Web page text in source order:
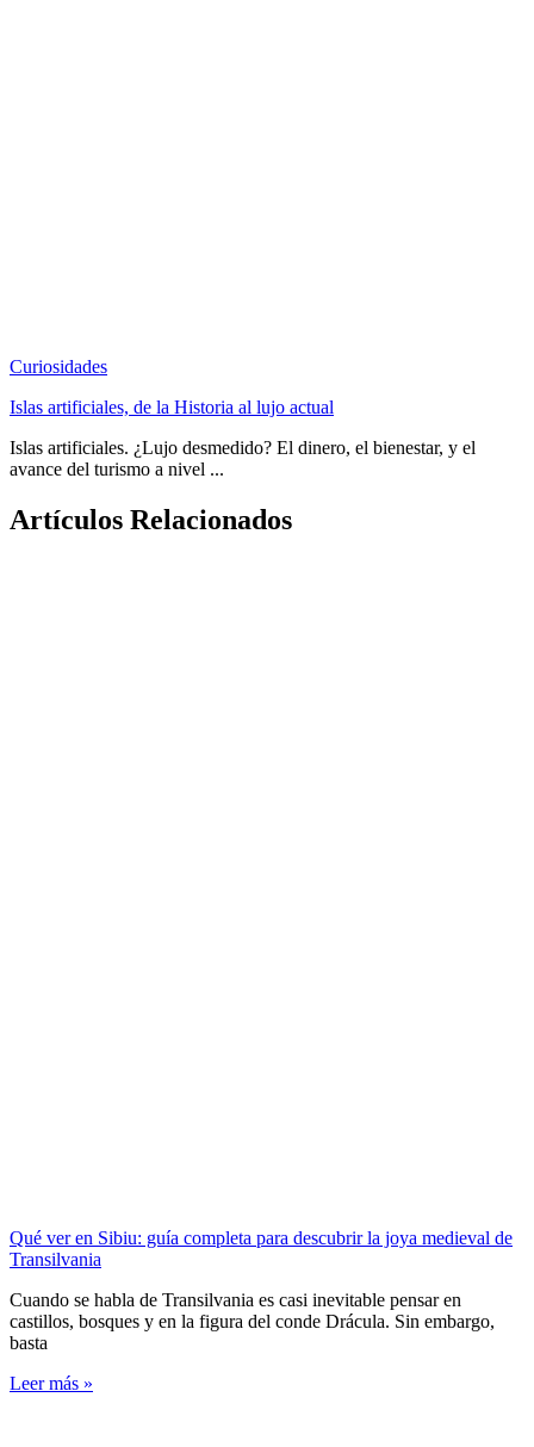
Curiosidades
Islas artificiales, de la Historia al lujo actual
Islas artificiales. ¿Lujo desmedido? El dinero, el bienestar, y el
avance del turismo a nivel ...
Artículos Relacionados
Qué ver en Sibiu: guía completa para descubrir la joya medieval de
Transilvania
Cuando se habla de Transilvania es casi inevitable pensar en
castillos, bosques y en la figura del conde Drácula. Sin embargo,
basta
Leer más »